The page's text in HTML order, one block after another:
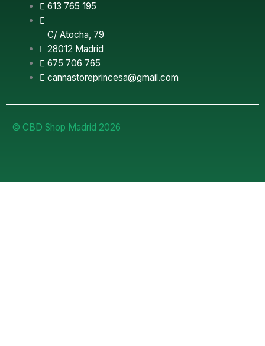
613 765 195
C/ Atocha, 79
28012 Madrid
675 706 765
cannastoreprincesa@gmail.com
© CBD Shop Madrid 2026